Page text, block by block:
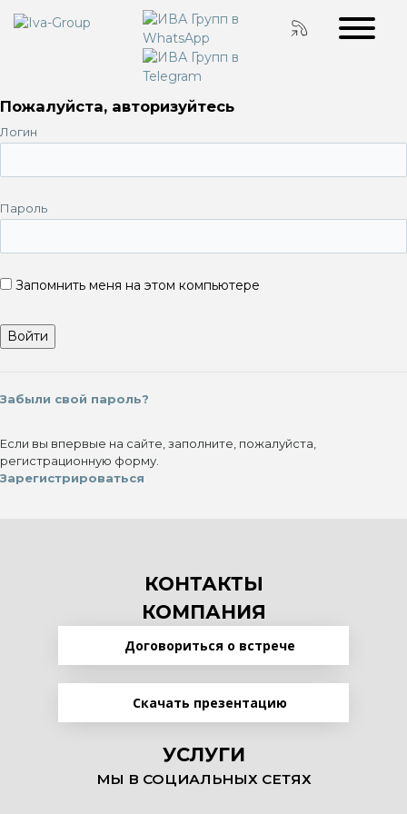
Пожалуйста, авторизуйтесь
Логин
Пароль
Запомнить меня на этом компьютере
Забыли свой пароль?
Если вы впервые на сайте, заполните, пожалуйста,
регистрационную форму.
Зарегистрироваться
КОНТАКТЫ
КОМПАНИЯ
Договориться о встрече
Скачать презентацию
УСЛУГИ
МЫ В СОЦИАЛЬНЫХ СЕТЯХ